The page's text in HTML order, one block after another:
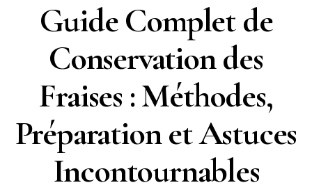
Guide Complet de
Conservation des
Fraises : Méthodes,
Préparation et Astuces
Incontournables